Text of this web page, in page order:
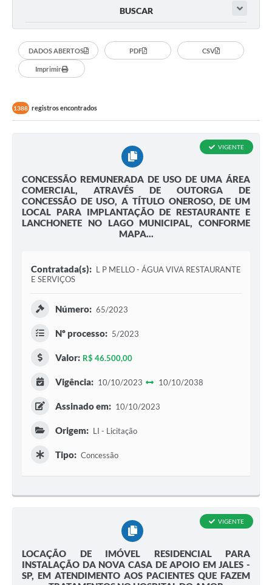
BUSCAR
DADOS ABERTOS PDF CSV
Imprimir
1388 registros encontrados
CONCESSÃO REMUNERADA DE USO DE UMA ÁREA
COMERCIAL, ATRAVÉS DE OUTORGA DE
CONCESSÃO DE USO, A TÍTULO ONEROSO, DE UM
LOCAL PARA IMPLANTAÇÃO DE RESTAURANTE E
LANCHONETE NO LAGO MUNICIPAL, CONFORME
MAPA...
VIGENTE
Contratada(s): L P MELLO - ÁGUA VIVA RESTAURANTE
E SERVIÇOS
Número: 65/2023
Nº processo: 5/2023
Valor: R$ 46.500,00
Vigência: 10/10/2023 10/10/2038
Assinado em: 10/10/2023
Origem: LI - Licitação
Tipo: Concessão
LOCAÇÃO DE IMÓVEL RESIDENCIAL PARA
INSTALAÇÃO DA NOVA CASA DE APOIO EM JALES -
SP, EM ATENDIMENTO AOS PACIENTES QUE FAZEM
VIGENTE